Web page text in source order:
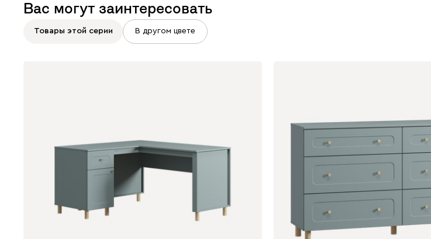
Вас могут заинтересовать
Товары этой серии В другом цвете